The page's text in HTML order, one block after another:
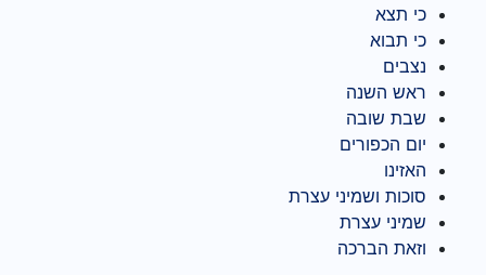
כי תצא
כי תבוא
נצבים
ראש השנה
שבת שובה
יום הכפורים
האזינו
סוכות ושמיני עצרת
שמיני עצרת
וזאת הברכה